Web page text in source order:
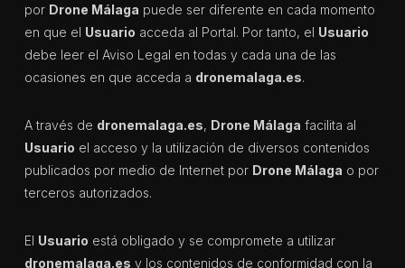
por Drone Málaga puede ser diferente en cada momento
en que el Usuario acceda al Portal. Por tanto, el Usuario
debe leer el Aviso Legal en todas y cada una de las
ocasiones en que acceda a dronemalaga.es.
A través de dronemalaga.es, Drone Málaga facilita al
Usuario el acceso y la utilización de diversos contenidos
publicados por medio de Internet por Drone Málaga o por
terceros autorizados.
El Usuario está obligado y se compromete a utilizar
dronemalaga.es y los contenidos de conformidad con la